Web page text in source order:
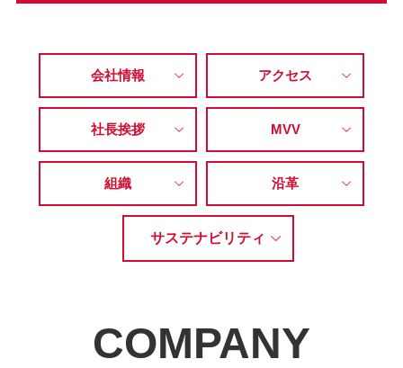
会社情報 アクセス
社長挨拶 MVV
組織 沿革
サステナビリティ
COMPANY